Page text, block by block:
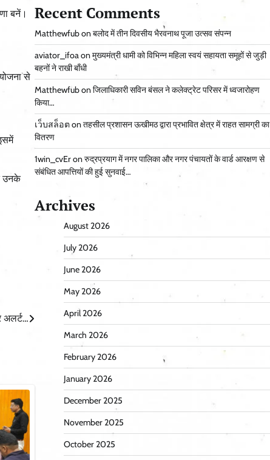
बनें।
से
उनके
अलर्ट…
Recent Comments
Matthewfubonबलोद में तीन दिवसीय भैरवनाथ पूजा उत्सव संपन्न
aviator_ifoaonमुख्यमंत्री धामी को विभिन्न महिला स्वयं सहायता समूहों से जुड़ी
बहनों ने राखी बाँधी
Matthewfubonजिलाधिकारी सविन बंसल ने कलेक्ट्रेट परिसर में ध्वजारोहण
किया…
เว็บสล็อตonतहसील प्रशासन ऊखीमठ द्वारा प्रभावित क्षेत्र में राहत सामग्री का
वितरण
1win_cvEronरुद्रप्रयाग में नगर पालिका और नगर पंचायतों के वार्ड आरक्षण से
संबंधित आपत्तियों की हुई सुनवाई…
Archives
August 2026
July 2026
June 2026
May 2026
April 2026
March 2026
February 2026
January 2026
December 2025
November 2025
October 2025